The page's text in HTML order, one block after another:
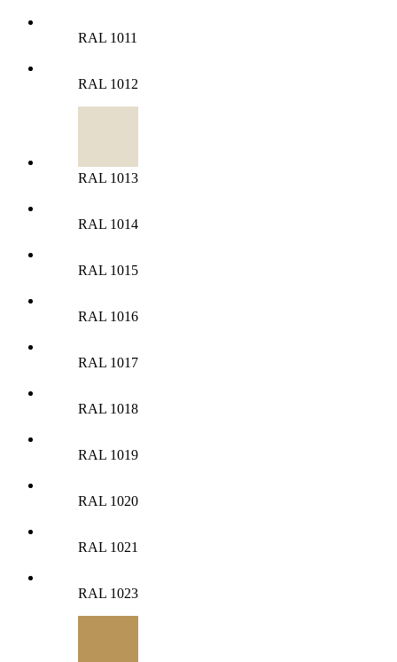
RAL 1011
RAL 1012
RAL 1013
RAL 1014
RAL 1015
RAL 1016
RAL 1017
RAL 1018
RAL 1019
RAL 1020
RAL 1021
RAL 1023